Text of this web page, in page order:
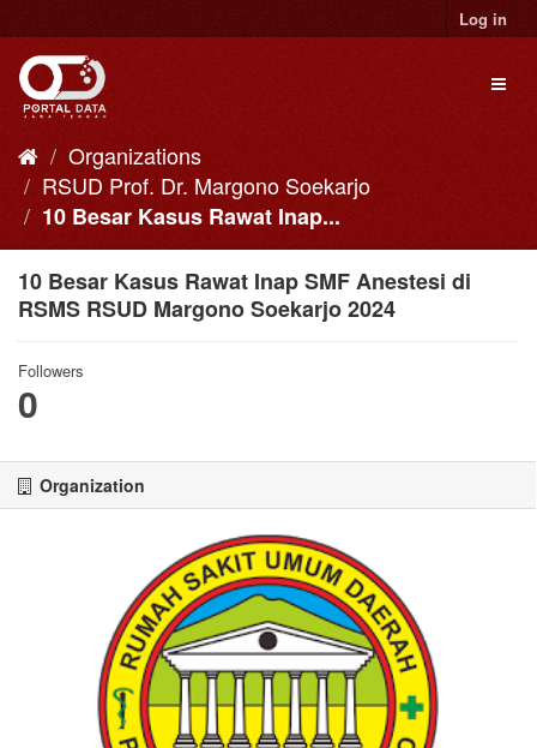
to
content
Log in
Organizations
RSUD Prof. Dr. Margono Soekarjo
10 Besar Kasus Rawat Inap...
10 Besar Kasus Rawat Inap SMF Anestesi di
RSMS RSUD Margono Soekarjo 2024
Followers
0
Organization